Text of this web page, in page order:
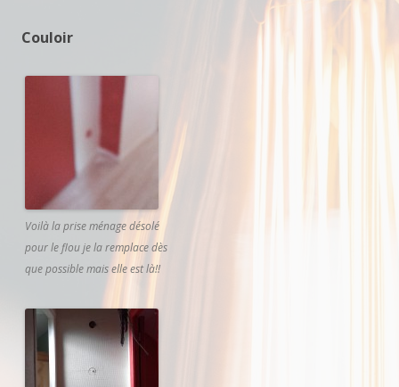
Couloir
Voilà la prise ménage désolé
pour le flou je la remplace dès
que possible mais elle est là!!